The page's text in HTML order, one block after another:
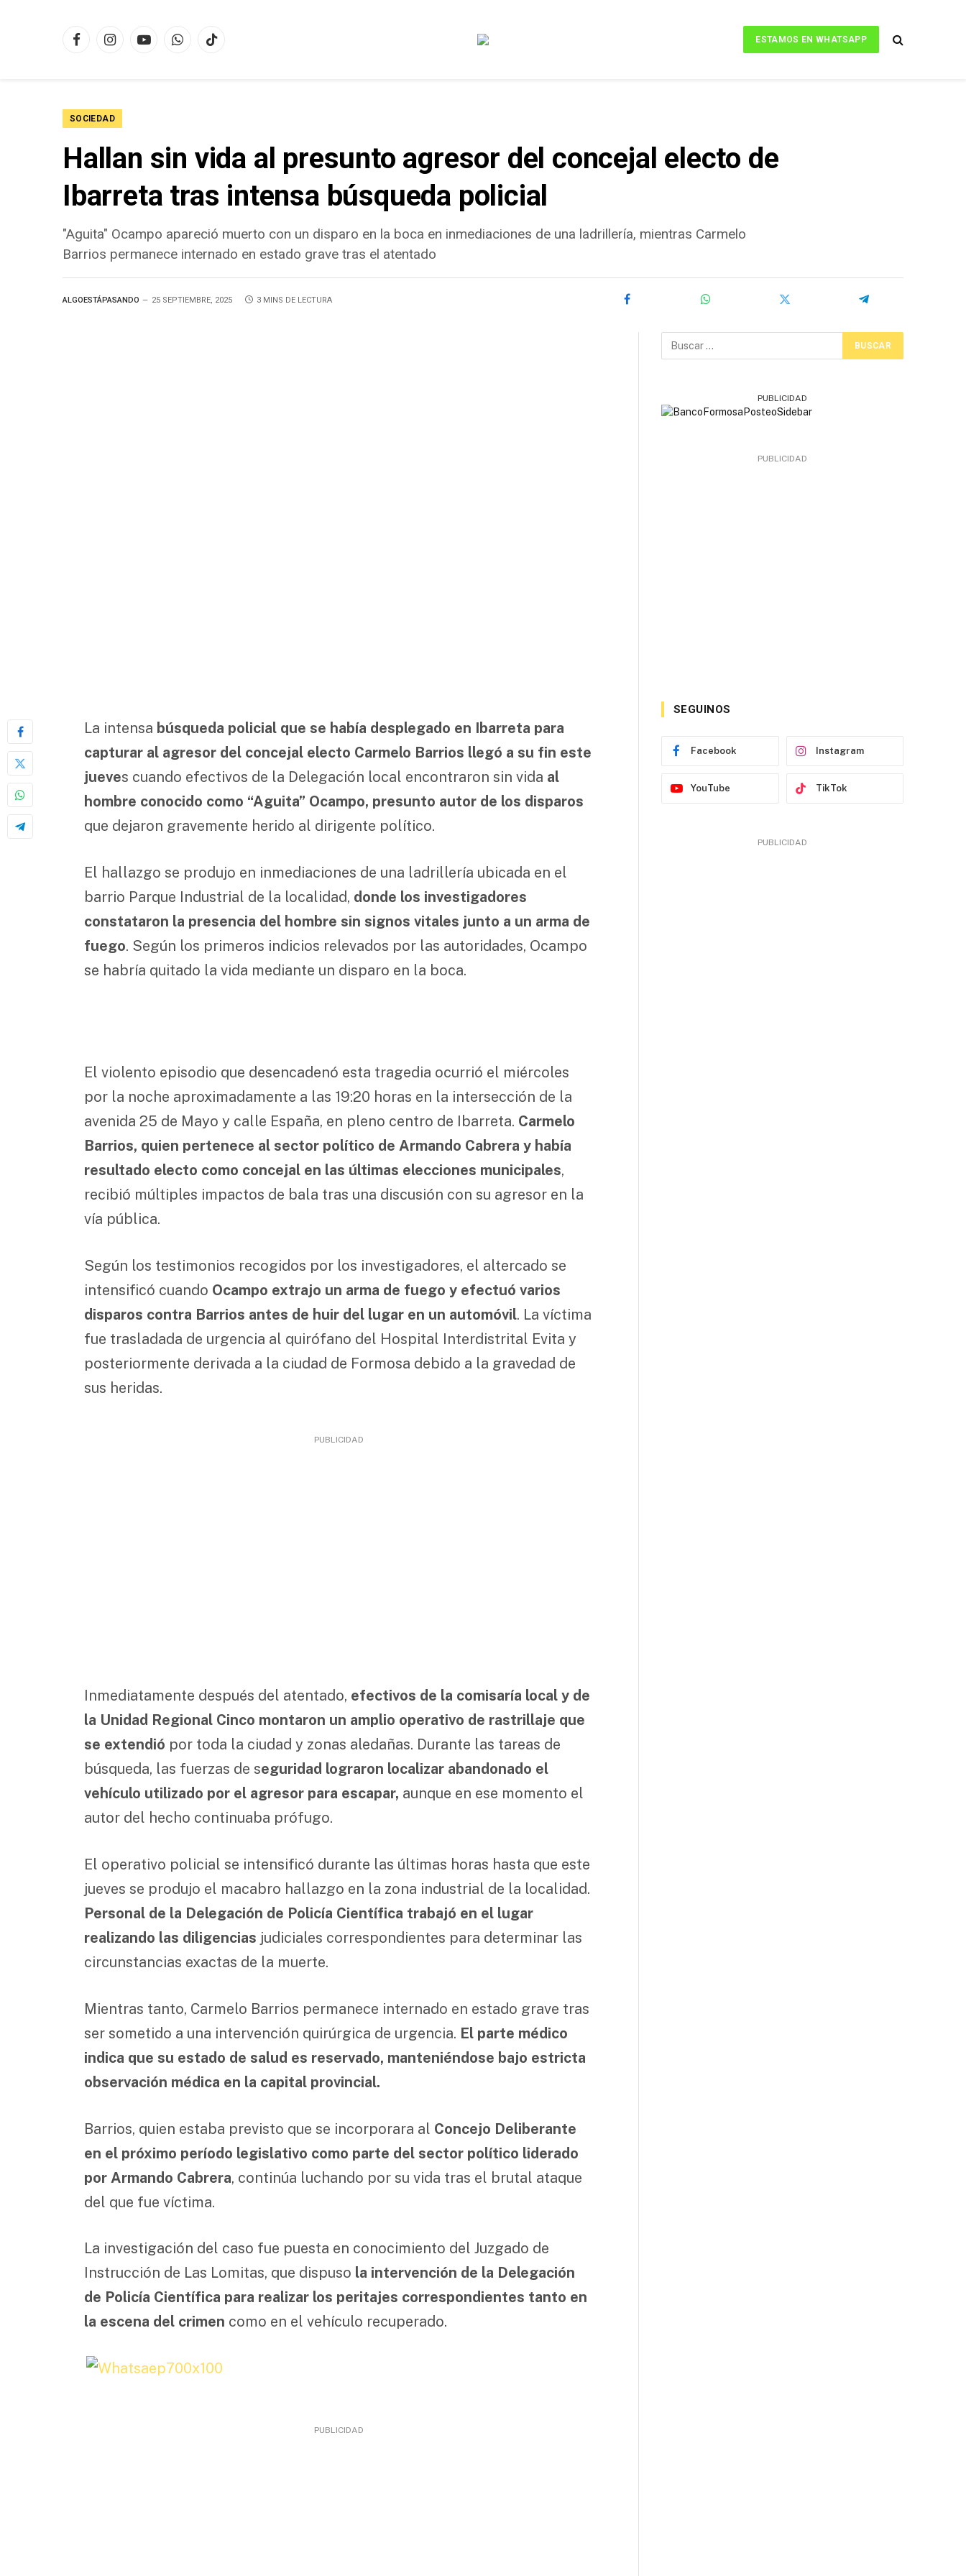
FacebookInstagramYouTubeWhatsAppTikTok
ESTAMOS EN WHATSAPP
SOCIEDAD
Hallan sin vida al presunto agresor del concejal electo de
Ibarreta tras intensa búsqueda policial
"Aguita" Ocampo apareció muerto con un disparo en la boca en inmediaciones de una ladrillería, mientras Carmelo
Barrios permanece internado en estado grave tras el atentado
ALGOESTÁPASANDO 25 SEPTIEMBRE, 2025 3 MINS DE LECTURA
La intensa búsqueda policial que se había desplegado en Ibarreta para
capturar al agresor del concejal electo Carmelo Barrios llegó a su fin este
jueves cuando efectivos de la Delegación local encontraron sin vida al
hombre conocido como “Aguita” Ocampo, presunto autor de los disparos
que dejaron gravemente herido al dirigente político.
El hallazgo se produjo en inmediaciones de una ladrillería ubicada en el
barrio Parque Industrial de la localidad, donde los investigadores
constataron la presencia del hombre sin signos vitales junto a un arma de
fuego. Según los primeros indicios relevados por las autoridades, Ocampo
se habría quitado la vida mediante un disparo en la boca.
El violento episodio que desencadenó esta tragedia ocurrió el miércoles
por la noche aproximadamente a las 19:20 horas en la intersección de la
avenida 25 de Mayo y calle España, en pleno centro de Ibarreta. Carmelo
Barrios, quien pertenece al sector político de Armando Cabrera y había
resultado electo como concejal en las últimas elecciones municipales,
recibió múltiples impactos de bala tras una discusión con su agresor en la
vía pública.
Según los testimonios recogidos por los investigadores, el altercado se
intensificó cuando Ocampo extrajo un arma de fuego y efectuó varios
disparos contra Barrios antes de huir del lugar en un automóvil. La víctima
fue trasladada de urgencia al quirófano del Hospital Interdistrital Evita y
posteriormente derivada a la ciudad de Formosa debido a la gravedad de
sus heridas.
PUBLICIDAD
Inmediatamente después del atentado, efectivos de la comisaría local y de
la Unidad Regional Cinco montaron un amplio operativo de rastrillaje que
se extendió por toda la ciudad y zonas aledañas. Durante las tareas de
búsqueda, las fuerzas de seguridad lograron localizar abandonado el
vehículo utilizado por el agresor para escapar, aunque en ese momento el
autor del hecho continuaba prófugo.
El operativo policial se intensificó durante las últimas horas hasta que este
jueves se produjo el macabro hallazgo en la zona industrial de la localidad.
Personal de la Delegación de Policía Científica trabajó en el lugar
realizando las diligencias judiciales correspondientes para determinar las
circunstancias exactas de la muerte.
Mientras tanto, Carmelo Barrios permanece internado en estado grave tras
ser sometido a una intervención quirúrgica de urgencia. El parte médico
indica que su estado de salud es reservado, manteniéndose bajo estricta
observación médica en la capital provincial.
Barrios, quien estaba previsto que se incorporara al Concejo Deliberante
en el próximo período legislativo como parte del sector político liderado
por Armando Cabrera, continúa luchando por su vida tras el brutal ataque
del que fue víctima.
La investigación del caso fue puesta en conocimiento del Juzgado de
Instrucción de Las Lomitas, que dispuso la intervención de la Delegación
de Policía Científica para realizar los peritajes correspondientes tanto en
la escena del crimen como en el vehículo recuperado.
PUBLICIDAD
PUBLICIDAD
PUBLICIDAD
SEGUINOS
Facebook Instagram
YouTube TikTok
PUBLICIDAD